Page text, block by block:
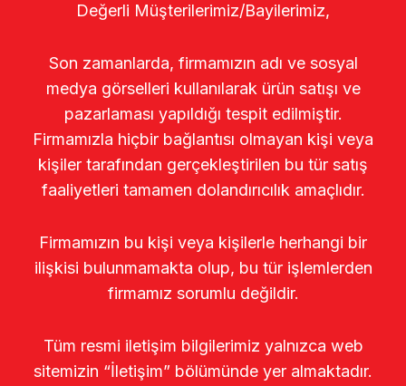
Değerli Müşterilerimiz/Bayilerimiz,
Son zamanlarda, firmamızın adı ve sosyal
medya görselleri kullanılarak ürün satışı ve
pazarlaması yapıldığı tespit edilmiştir.
Firmamızla hiçbir bağlantısı olmayan kişi veya
kişiler tarafından gerçekleştirilen bu tür satış
faaliyetleri tamamen dolandırıcılık amaçlıdır.
Firmamızın bu kişi veya kişilerle herhangi bir
ilişkisi bulunmamakta olup, bu tür işlemlerden
firmamız sorumlu değildir.
Tüm resmi iletişim bilgilerimiz yalnızca web
sitemizin “İletişim” bölümünde yer almaktadır.